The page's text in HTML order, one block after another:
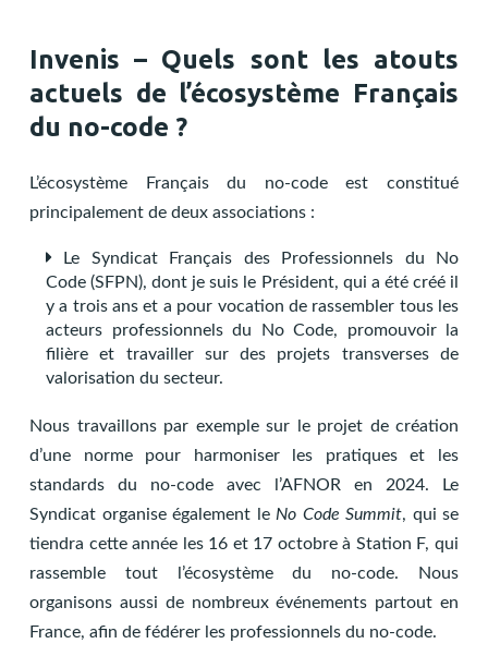
Invenis – Quels sont les atouts
actuels de l’écosystème Français
du no-code ?
L’écosystème Français du no-code est constitué
principalement de deux associations :
Le Syndicat Français des Professionnels du No
Code (SFPN), dont je suis le Président, qui a été créé il
y a trois ans et a pour vocation de rassembler tous les
acteurs professionnels du No Code, promouvoir la
filière et travailler sur des projets transverses de
valorisation du secteur.
Nous travaillons par exemple sur le projet de création
d’une norme pour harmoniser les pratiques et les
standards du no-code avec l’AFNOR en 2024. Le
Syndicat organise également le No Code Summit, qui se
tiendra cette année les 16 et 17 octobre à Station F, qui
rassemble tout l’écosystème du no-code. Nous
organisons aussi de nombreux événements partout en
France, afin de fédérer les professionnels du no-code.